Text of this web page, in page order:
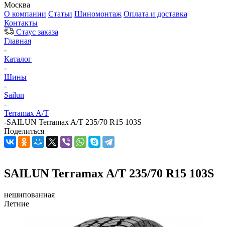
Москва
О компании Статьи Шиномонтаж Оплата и доставка
Контакты
Стаус заказа
Главная
-
Каталог
-
Шины
-
Sailun
-
Terramax A/T
-SAILUN Terramax A/T 235/70 R15 103S
Поделиться
SAILUN Terramax A/T 235/70 R15 103S
нешипованная
Летние